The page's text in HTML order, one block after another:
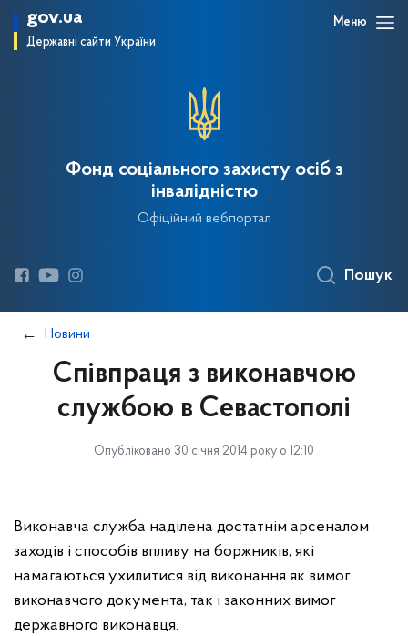
gov.ua
Державні сайти України
Меню
Фонд соціального захисту осіб з
інвалідністю
Офіційний вебпортал
Пошук
Новини
Співпраця з виконавчою
службою в Севастополі
Опубліковано 30 січня 2014 року о 12:10
Виконавча служба наділена достатнім арсеналом
заходів і способів впливу на боржників, які
намагаються ухилитися від виконання як вимог
виконавчого документа, так і законних вимог
державного виконавця.